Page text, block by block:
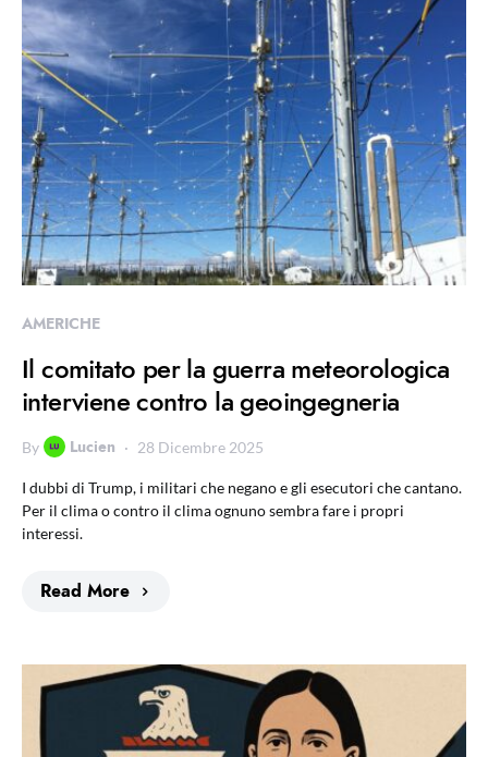
AMERICHE
Il comitato per la guerra meteorologica
interviene contro la geoingegneria
By Lucien 28 Dicembre 2025
I dubbi di Trump, i militari che negano e gli esecutori che cantano.
Per il clima o contro il clima ognuno sembra fare i propri
interessi.
Read More